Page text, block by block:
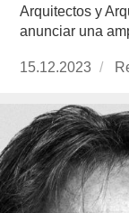
Arquitectos y
anunciar una
Publicado
15.12.2023